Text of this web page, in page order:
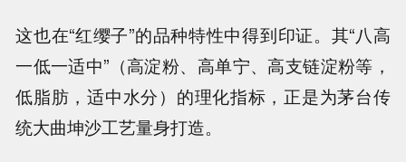
这也在“红缨子”的品种特性中得到印证。其“八高
一低一适中”（高淀粉、高单宁、高支链淀粉等，
低脂肪，适中水分）的理化指标，正是为茅台传
统大曲坤沙工艺量身打造。